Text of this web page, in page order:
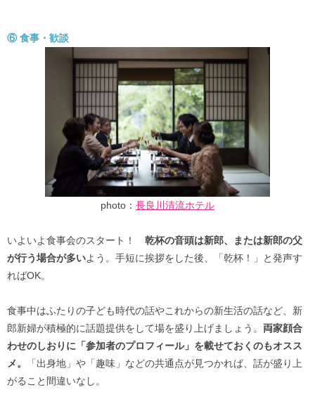
⑥ 食事・歓談
photo： 長良川清流ホテル
いよいよ食事会のスタート！ 乾杯の音頭は新郎、または新郎の父
が行う場合が多いよう。手短に挨拶をした後、「乾杯！」と発声す
ればOK。
食事中はふたりの子ども時代の話やこれからの新生活の話など、新
郎新婦が積極的に話題提供をして場を盛り上げましょう。 両家顔合
わせのしおりに「参加者のプロフィール」を載せておくのもオスス
メ。
「出身地」や「趣味」などの共通点が見つかれば、話が盛り上
がること間違いなし。